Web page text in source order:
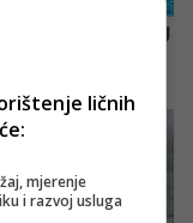
ličnih
mjerenje
i razvoj usluga